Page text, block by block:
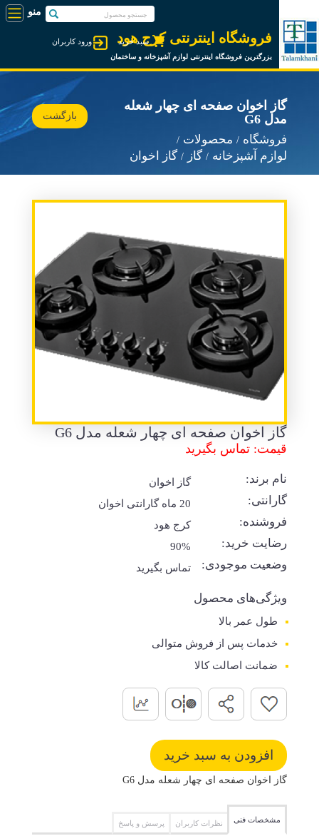
فروشگاه اینترنتی کرج هود
بزرگترین فروشگاه اینترنتی لوازم آشپزخانه و ساختمان
ورود کاربران سبد خرید
گاز اخوان صفحه ای چهار شعله
مدل G6
فروشگاه
محصولات
لوازم آشپزخانه
گاز گاز اخوان
بازگشت
گاز اخوان صفحه ای چهار شعله مدل G6
قیمت: تماس بگیرید
نام برند: گاز اخوان
گارانتی: 20 ماه گارانتی اخوان
فروشنده: کرج هود
رضایت خرید: 90%
وضعیت موجودی: تماس بگیرید
ویژگی‌های محصول
طول عمر بالا
خدمات پس از فروش متوالی
ضمانت اصالت کالا
گاز اخوان صفحه ای چهار شعله مدل G6
مشخصات فنی نظرات کاربران پرسش و پاسخ